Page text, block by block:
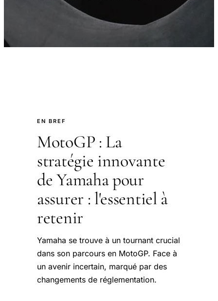
EN BREF
MotoGP : La
stratégie innovante
de Yamaha pour
assurer : l'essentiel à
retenir
Yamaha se trouve à un tournant crucial
dans son parcours en MotoGP. Face à
un avenir incertain, marqué par des
changements de réglementation.